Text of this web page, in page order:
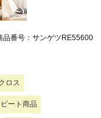
品番号：サンゲツRE55600
ロス
ピート商品